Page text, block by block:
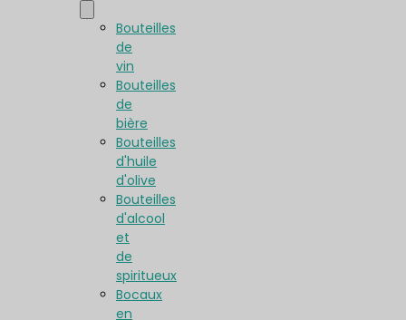
Bouteilles
de
vin
Bouteilles
de
bière
Bouteilles
d'huile
d'olive
Bouteilles
d'alcool
et
de
spiritueux
Bocaux
en